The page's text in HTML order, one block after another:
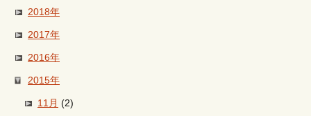
2018年
2017年
2016年
2015年
11月 (2)